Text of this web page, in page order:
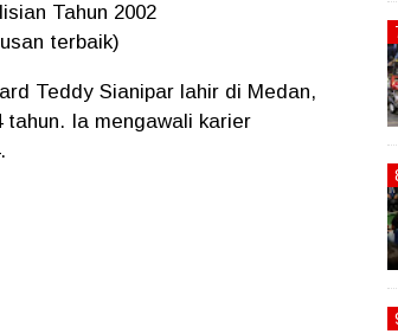
Tahun 2002
terbaik)
Teddy Sianipar lahir di Medan,
tahun. Ia mengawali karier